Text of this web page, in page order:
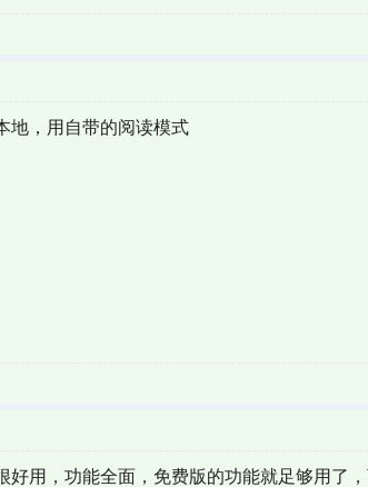
地，用自带的阅读模式
用，功能全面，免费版的功能就足够用了